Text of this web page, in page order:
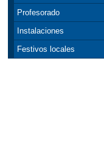
Profesorado
Instalaciones
Festivos locales